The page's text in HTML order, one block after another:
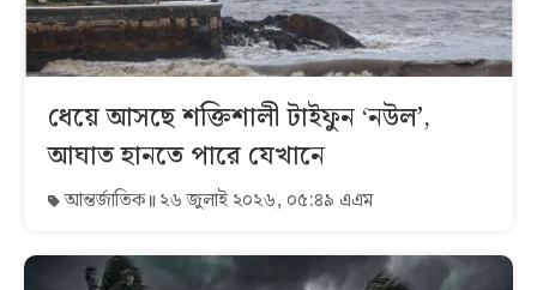
ধেয়ে আসছে শক্তিশালী টাইফুন ‘নউল’,
আঘাত হানতে পারে যেখানে
আন্তর্জাতিক ২৬ জুলাই ২০২৬, ০৫:৪৯ এএম